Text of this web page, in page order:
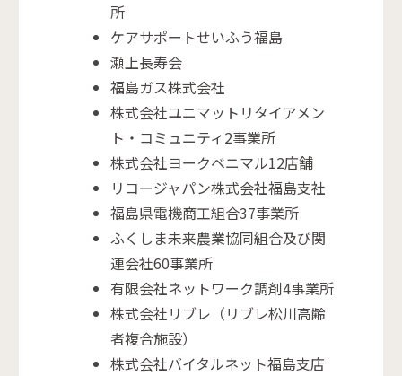
所
ケアサポートせいふう福島
瀬上長寿会
福島ガス株式会社
株式会社ユニマットリタイアメン
ト・コミュニティ2事業所
株式会社ヨークベニマル12店舗
リコージャパン株式会社福島支社
福島県電機商工組合37事業所
ふくしま未来農業協同組合及び関
連会社60事業所
有限会社ネットワーク調剤4事業所
株式会社リブレ（リブレ松川高齢
者複合施設）
株式会社バイタルネット福島支店